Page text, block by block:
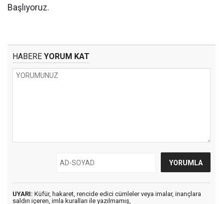
Başlıyoruz.
HABERE YORUM KAT
UYARI: Küfür, hakaret, rencide edici cümleler veya imalar, inançlara
saldırı içeren, imla kuralları ile yazılmamış,